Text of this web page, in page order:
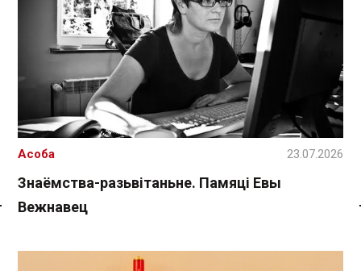
Знаёмства-разьвітаньне. Памяці Евы
Вежнавец
Асоба 23.07.2026